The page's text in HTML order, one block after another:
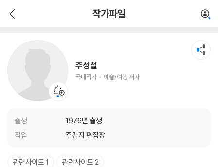
작가파일
주성철
국내작가 예술/여행 저자
출생
1976년 출생
직업
주간지 편집장
예술/여행 저자
관련사이트 1 관련사이트 2